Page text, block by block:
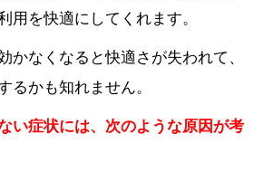
用を快適にしてくれます。
かなくなると快適さが失われて、
るかも知れません。
い症状には、次のような原因が考